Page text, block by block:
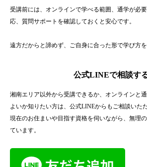
受講前には、オンラインで学べる範囲、通学が必
応、質問サポートを確認しておくと安心です。
遠方だからと諦めず、ご自身に合った形で学び方
公式LINEで相談す
湘南エリア以外から受講できるか、オンラインと
よいか知りたい方は、公式LINEからもご相談いた
現在のお住まいや目指す資格を伺いながら、無理
ています。